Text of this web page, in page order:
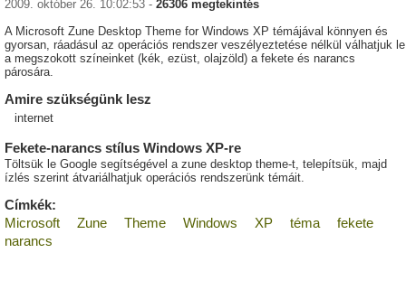
2009. október 26. 10:02:53 - 26306 megtekintés
A Microsoft Zune Desktop Theme for Windows XP témájával könnyen és
gyorsan, ráadásul az operációs rendszer veszélyeztetése nélkül válhatjuk le
a megszokott színeinket (kék, ezüst, olajzöld) a fekete és narancs
párosára.
Amire szükségünk lesz
internet
Fekete-narancs stílus Windows XP-re
Töltsük le Google segítségével a zune desktop theme-t, telepítsük, majd
ízlés szerint átvariálhatjuk operációs rendszerünk témáit.
Címkék:
Microsoft
Zune Theme Windows XP téma
fekete
narancs